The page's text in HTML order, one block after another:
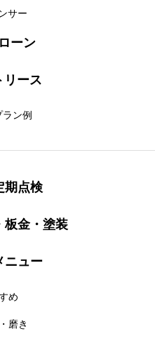
サー
ーン
リース
ラン例
期点検
板金・塗装
ニュー
め
磨き